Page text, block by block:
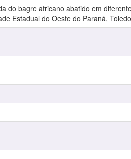
do bagre africano abatido em
Estadual do Oeste do Paraná,